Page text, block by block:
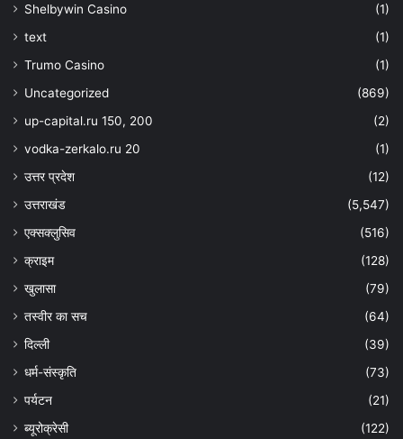
Shelbywin Casino
(1)
text
(1)
Trumo Casino
(1)
Uncategorized
(869)
up-capital.ru 150, 200
(2)
vodka-zerkalo.ru 20
(1)
उत्तर प्रदेश
(12)
उत्तराखंड
(5,547)
एक्सक्लुसिव
(516)
क्राइम
(128)
खुलासा
(79)
तस्वीर का सच
(64)
दिल्ली
(39)
धर्म-संस्कृति
(73)
पर्यटन
(21)
ब्यूरोक्रेसी
(122)